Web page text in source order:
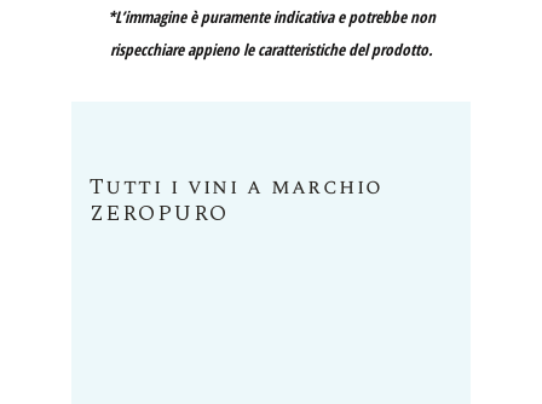
*L’immagine è puramente indicativa e potrebbe non
rispecchiare appieno le caratteristiche del prodotto.
Tutti i vini a marchio
ZEROPURO